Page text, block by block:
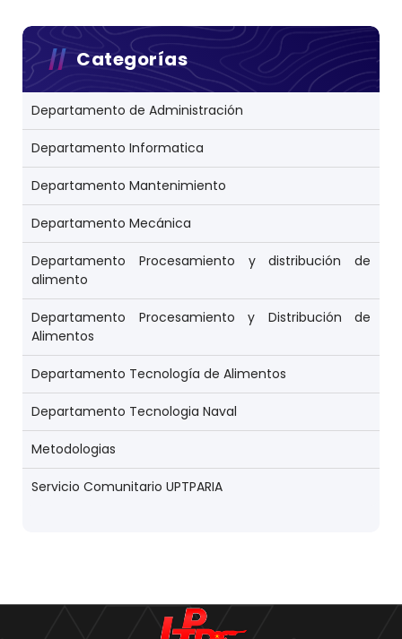
Categorías
Departamento de Administración
Departamento Informatica
Departamento Mantenimiento
Departamento Mecánica
Departamento Procesamiento y distribución de
alimento
Departamento Procesamiento y Distribución de
Alimentos
Departamento Tecnología de Alimentos
Departamento Tecnologia Naval
Metodologias
Servicio Comunitario UPTPARIA